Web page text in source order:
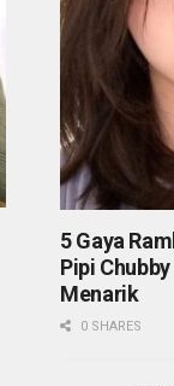
5 Gaya
Pipi
Menarik
0 SHARES